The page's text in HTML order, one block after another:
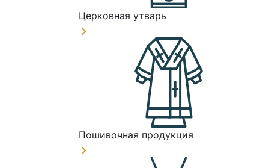
Церковная утварь
Пошивочная продукция